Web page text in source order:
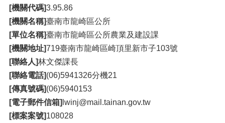
[機關代碼]3.95.86
[機關名稱]臺南市龍崎區公所
[單位名稱]臺南市龍崎區公所農業及建設課
[機關地址]719臺南市龍崎區崎頂里新市子103號
[聯絡人]林文傑課長
[聯絡電話](06)5941326分機21
[傳真號碼](06)5940153
[電子郵件信箱] lwinj@mail.tainan.gov.tw
[標案案號]108028